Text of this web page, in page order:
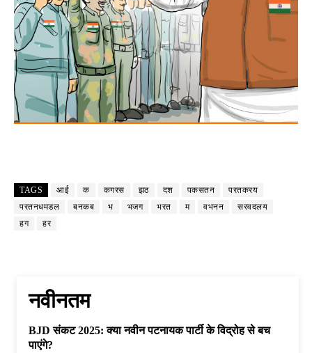
TAGS आई क कगरस झठ दश पकसतन
परतकरय
परतनधमडल
बनकब भ भजग भरत म वभनन
सरवदलय
हग
हर
नवीनतम
BJD संकट 2025: क्या नवीन पटनायक पार्टी के विद्रोह से बच
पाएंगे?